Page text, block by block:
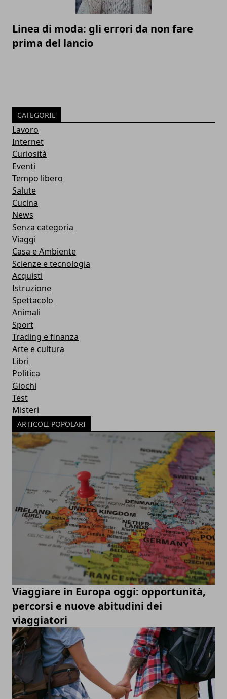
Linea di moda: gli errori da non fare
prima del lancio
CATEGORIE
Lavoro
Internet
Curiosità
Eventi
Tempo libero
Salute
Cucina
News
Senza categoria
Viaggi
Casa e Ambiente
Scienze e tecnologia
Acquisti
Istruzione
Spettacolo
Animali
Sport
Trading e finanza
Arte e cultura
Libri
Politica
Giochi
Test
Misteri
ARTICOLI POPOLARI
Viaggiare in Europa oggi: opportunità,
percorsi e nuove abitudini dei
viaggiatori